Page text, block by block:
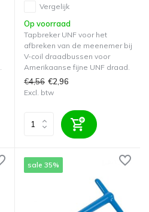
Vergelijk
Op voorraad
Tapbreker UNF voor het
afbreken van de meenemer bij
V-coil draadbussen voor
Amerikaanse fijne UNF draad.
€4,56 €2,96
Excl. btw
sale 35%